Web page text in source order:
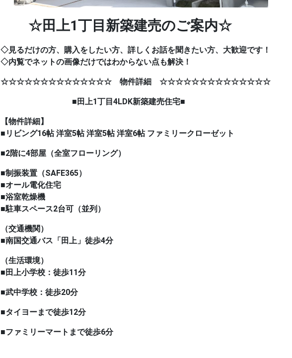
☆田上1丁目新築建売のご案内☆
◇見るだけの方、購入をしたい方、詳しくお話を聞きたい方、大歓迎です！
◇内覧でネットの画像だけではわからない点も解決！
☆☆☆☆☆☆☆☆☆☆☆☆☆☆ 物件詳細 ☆☆☆☆☆☆☆☆☆☆☆☆☆☆
■田上1丁目4LDK新築建売住宅■
【物件詳細】
■リビング16帖 洋室5帖 洋室5帖 洋室6帖 ファミリークローゼット
■2階に4部屋（全室フローリング）
■制振装置（SAFE365）
■オール電化住宅
■浴室乾燥機
■駐車スペース2台可（並列）
（交通機関）
■南国交通バス「田上」徒歩4分
（生活環境）
■田上小学校：徒歩11分
■武中学校：徒歩20分
■タイヨーまで徒歩12分
■ファミリーマートまで徒歩6分